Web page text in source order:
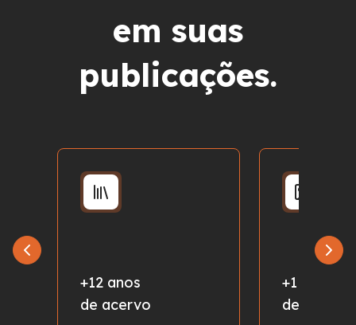
em suas
publicações.
+12 anos
de acervo
+1 milhão
de fotos